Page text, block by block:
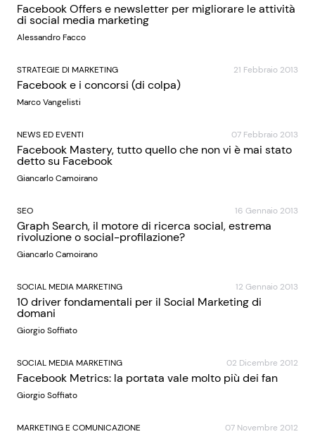
Facebook Offers e newsletter per migliorare le attività
di social media marketing
Alessandro Facco
STRATEGIE DI MARKETING 21 Febbraio 2013
Facebook e i concorsi (di colpa)
Marco Vangelisti
NEWS ED EVENTI 07 Febbraio 2013
Facebook Mastery, tutto quello che non vi è mai stato
detto su Facebook
Giancarlo Camoirano
SEO 16 Gennaio 2013
Graph Search, il motore di ricerca social, estrema
rivoluzione o social-profilazione?
Giancarlo Camoirano
SOCIAL MEDIA MARKETING 12 Gennaio 2013
10 driver fondamentali per il Social Marketing di
domani
Giorgio Soffiato
SOCIAL MEDIA MARKETING 02 Dicembre 2012
Facebook Metrics: la portata vale molto più dei fan
Giorgio Soffiato
MARKETING E COMUNICAZIONE 07 Novembre 2012